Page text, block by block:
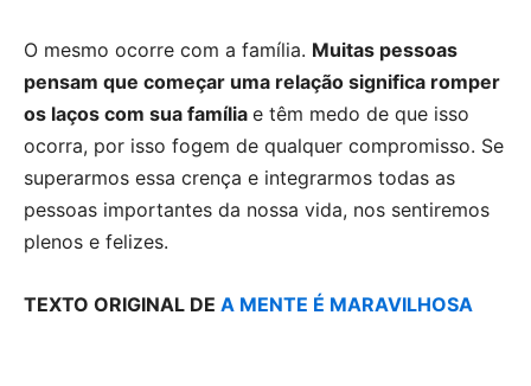
O mesmo ocorre com a família. Muitas pessoas
pensam que começar uma relação significa romper
os laços com sua família e têm medo de que isso
ocorra, por isso fogem de qualquer compromisso. Se
superarmos essa crença e integrarmos todas as
pessoas importantes da nossa vida, nos sentiremos
plenos e felizes.
TEXTO ORIGINAL DE A MENTE É MARAVILHOSA